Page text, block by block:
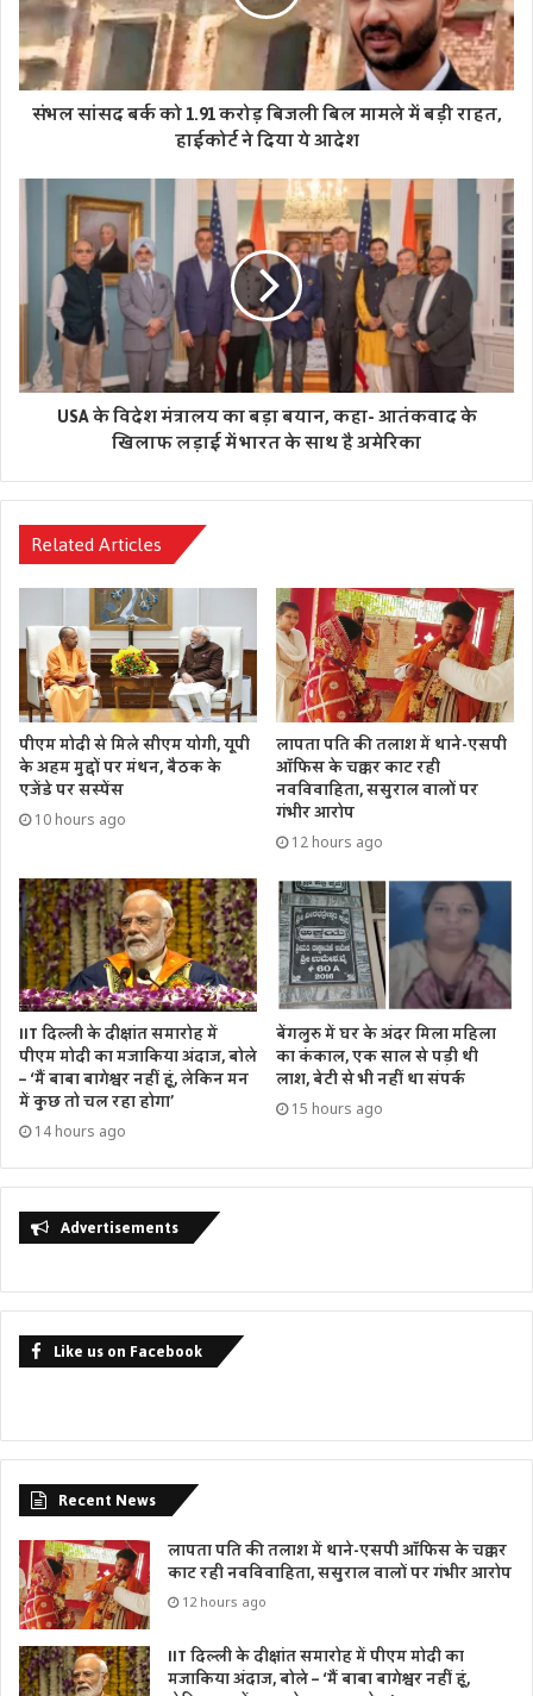
संभल सांसद बर्क को 1.91 करोड़ बिजली बिल मामले में बड़ी राहत,
हाईकोर्ट ने दिया ये आदेश
USA के विदेश मंत्रालय का बड़ा बयान, कहा- आतंकवाद के
खिलाफ लड़ाई में भारत के साथ है अमेरिका
Related Articles
पीएम मोदी से मिले सीएम योगी, यूपी
के अहम मुद्दों पर मंथन, बैठक के
एजेंडे पर सस्पेंस
10 hours ago
लापता पति की तलाश में थाने-एसपी
ऑफिस के चक्कर काट रही
नवविवाहिता, ससुराल वालों पर
गंभीर आरोप
12 hours ago
IIT दिल्ली के दीक्षांत समारोह में
पीएम मोदी का मजाकिया अंदाज, बोले
– ‘मैं बाबा बागेश्वर नहीं हूं, लेकिन मन
में कुछ तो चल रहा होगा’
14 hours ago
बेंगलुरु में घर के अंदर मिला महिला
का कंकाल, एक साल से पड़ी थी
लाश, बेटी से भी नहीं था संपर्क
15 hours ago
Advertisements
Like us on Facebook
Recent News
लापता पति की तलाश में थाने-एसपी ऑफिस के चक्कर
काट रही नवविवाहिता, ससुराल वालों पर गंभीर आरोप
12 hours ago
IIT दिल्ली के दीक्षांत समारोह में पीएम मोदी का
मजाकिया अंदाज, बोले – ‘मैं बाबा बागेश्वर नहीं हूं,